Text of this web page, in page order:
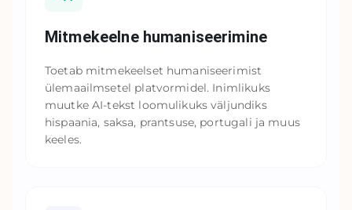
Mitmekeelne humaniseerimine
Toetab mitmekeelset humaniseerimist
ülemaailmsetel platvormidel. Inimlikuks
muutke AI-tekst loomulikuks väljundiks
hispaania, saksa, prantsuse, portugali ja muus
keeles.